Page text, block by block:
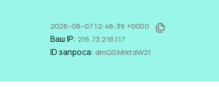
2026-08-07 12:48:39 +0000
Ваш IP: 216.73.216.117
ID запроса: dmQSMrktdW21